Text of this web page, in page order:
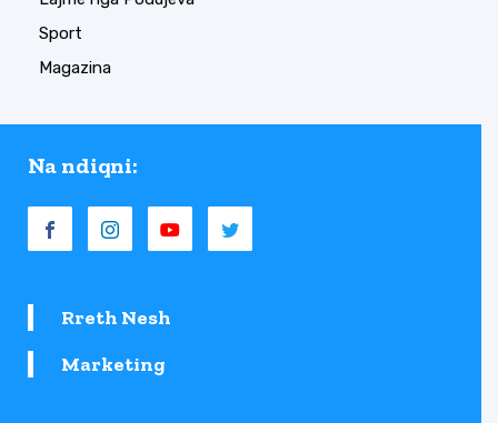
Sport
Magazina
Na ndiqni:
Rreth Nesh
Marketing